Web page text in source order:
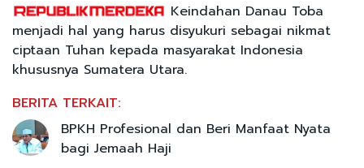
Keindahan Danau Toba
menjadi hal yang harus disyukuri sebagai nikmat
ciptaan Tuhan kepada masyarakat Indonesia
khususnya Sumatera Utara.
BERITA TERKAIT:
BPKH Profesional dan Beri Manfaat Nyata
bagi Jemaah Haji